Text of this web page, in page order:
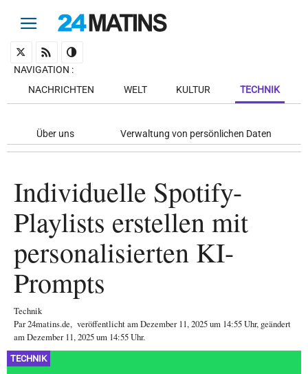
NAVIGATION :
NACHRICHTEN
WELT KULTUR TECHNIK
Über uns Verwaltung von persönlichen Daten
Individuelle Spotify-
Playlists erstellen mit
personalisierten KI-
Prompts
Technik
Par24matins.de, veröffentlicht amDezember 11, 2025um 14:55 Uhr, geändert
am Dezember 11, 2025 um 14:55 Uhr.
TECHNIK